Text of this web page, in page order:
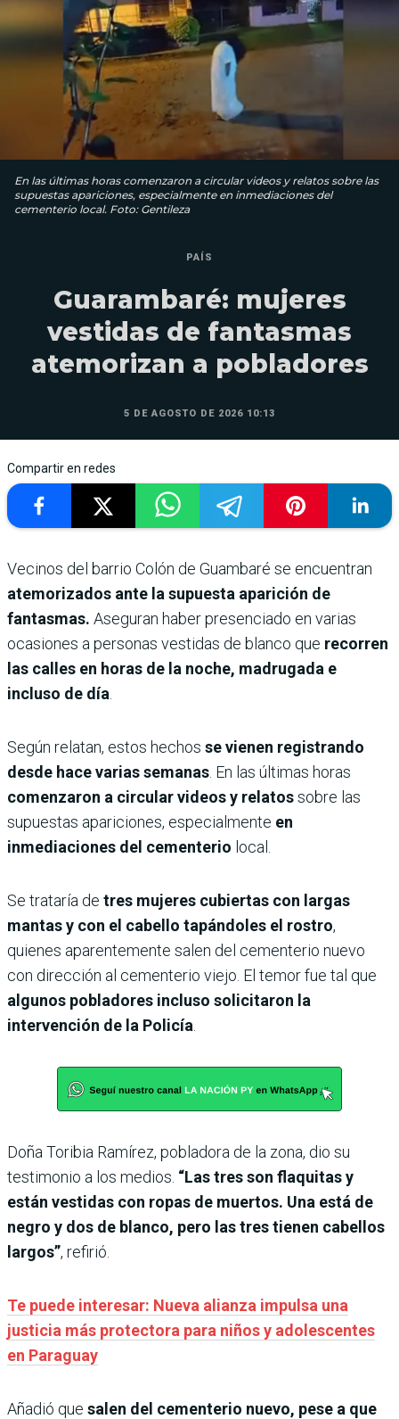
En las últimas horas comenzaron a circular videos y relatos sobre las
supuestas apariciones, especialmente en inmediaciones del
cementerio local. Foto: Gentileza
PAÍS
Guarambaré: mujeres
vestidas de fantasmas
atemorizan a pobladores
5 DE AGOSTO DE 2026 10:13
Compartir en redes
Vecinos del barrio Colón de Guambaré se encuentran
atemorizados ante la supuesta aparición de
fantasmas. Aseguran haber presenciado en varias
ocasiones a personas vestidas de blanco que recorren
las calles en horas de la noche, madrugada e
incluso de día
Según relatan, estos hechos se vienen registrando
desde hace varias semanas . En las últimas horas
comenzaron a circular videos y relatossobre las
supuestas apariciones, especialmente en
inmediaciones del cementerio local.
Se trataría de tres mujeres cubiertas con largas
mantas y con el cabello tapándoles el rostro,
quienes aparentemente salen del cementerio nuevo
con dirección al cementerio viejo. El temor fue tal que
algunos pobladores incluso solicitaron la
intervención de la Policía
Doña Toribia Ramírez, pobladora de la zona, dio su
testimonio a los medios. “Las tres son flaquitas y
están vestidas con ropas de muertos. Una está de
negro y dos de blanco, pero las tres tienen cabellos
largos”, refirió.
Te puede interesar: Nueva alianza impulsa una
justicia más protectora para niños y adolescentes
en Paraguay
Añadió que salen del cementerio nuevo, pese a que